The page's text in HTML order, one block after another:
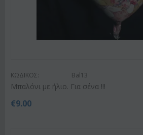
ΚΩΔΙΚΟΣ: Bal13
Μπαλόνι με ήλιο. Για σένα !!!
€9.00